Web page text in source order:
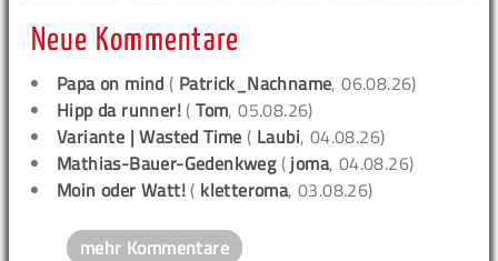
Neue Kommentare
Papa on mind ( Patrick_Nachname, 06.08.26)
Hipp da runner! (Tom, 05.08.26)
Variante | Wasted Time ( Laubi, 04.08.26)
Mathias-Bauer-Gedenkweg( joma, 04.08.26)
Moin oder Watt! ( kletteroma, 03.08.26)
mehr Kommentare